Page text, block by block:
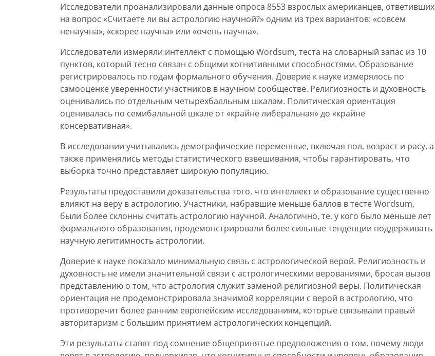
Исследователи проанализировали данные опроса 8553 взрослых американцев, ответивших
на вопрос «Считаете ли вы астрологию научной?» одним из трех вариантов: «совсем
ненаучна», «скорее научна» или «очень научна».
Исследователи измеряли интеллект с помощью Wordsum, теста на словарный запас из 10
пунктов, который тесно связан с общими когнитивными способностями. Образование
регистрировалось по годам формального обучения. Доверие к науке измерялось по
самооценке уверенности участников в научном сообществе. Религиозность и духовность
оценивались по отдельным четырехбалльным шкалам. Политическая ориентация
оценивалась по семибалльной шкале от «крайне либеральная» до «крайне
консервативная».
В исследовании учитывались демографические переменные, включая пол, возраст и расу, а
также применялись методы статистического взвешивания, чтобы гарантировать, что
выборка точно представляет широкую популяцию.
Результаты предоставили доказательства того, что интеллект и образование существенно
влияют на веру в астрологию. Участники, набравшие меньше баллов в тесте Wordsum,
были более склонны считать астрологию научной. Аналогично, те, у кого было меньше лет
формального образования, продемонстрировали более сильные тенденции поддерживать
научную легитимность астрологии.
Доверие к науке показало минимальную связь с астрологической верой. Религиозность и
духовность не имели значительной связи с астрологическими верованиями, бросая вызов
представлению о том, что астрология служит заменой религиозной веры. Политическая
ориентация не продемонстрировала значимой корреляции с верой в астрологию, что
противоречит более ранним европейским исследованиям, которые связывали правый
авторитаризм с большим принятием астрологических концепций.
Эти результаты ставят под сомнение общепринятые предположения о том, почему люди